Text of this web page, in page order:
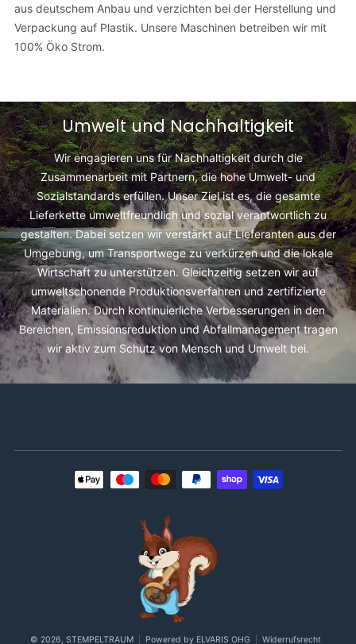
aus deutschem Anbau und verzichten bei der Herstellung und
Verpackung auf Plastik. Unsere Maschinen betreiben wir mit
100% Öko Strom.
Umwelt und Nachhaltigkeit
Wir engagieren uns für Nachhaltigkeit durch die
Zusammenarbeit mit Partnern, die hohe Umwelt- und
Sozialstandards erfüllen. Unser Ziel ist es, die gesamte
Lieferkette umweltfreundlich und sozial verantwortlich zu
gestalten. Dabei setzen wir verstärkt auf Lieferanten aus der
Umgebung, um Transportwege zu verkürzen und die lokale
Wirtschaft zu unterstützen. Gleichzeitig setzen wir auf
umweltschonende Produktionsverfahren und zertifizierte
Materialien. Durch kontinuierliche Verbesserungen in den
Bereichen, Emissionsreduktion und Abfallmanagement tragen
wir aktiv zum Schutz von Mensch und Umwelt bei.
Zahlungsmethoden
© 2026, STEMPELTRAUM Powered by ELVARIS OHG Widerrufsrecht